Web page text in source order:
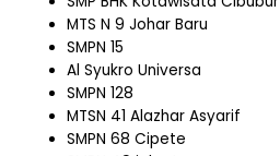
MTS N 9 Johar Baru
SMPN 15
Al Syukro Universa
SMPN 128
MTSN 41 Alazhar Asyarif
SMPN 68 Cipete